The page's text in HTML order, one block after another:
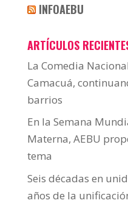
INFOAEBU
ARTÍCULOS
La Comedia
Camacuá,
barrios
En la Semana
Materna, AEBU
tema
Seis décadas en
años de la